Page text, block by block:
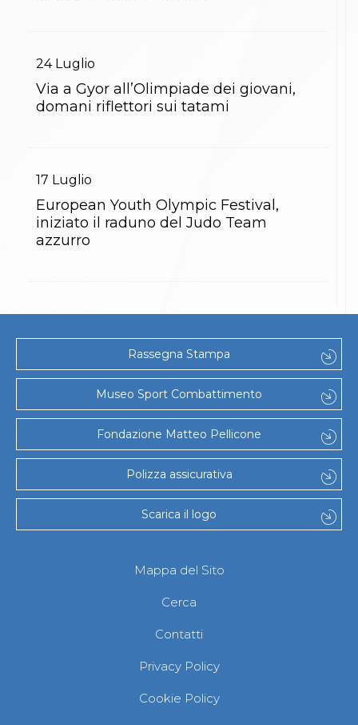
24 Luglio
Via a Gyor all’Olimpiade dei giovani,
domani riflettori sui tatami
17 Luglio
European Youth Olympic Festival,
iniziato il raduno del Judo Team
azzurro
Rassegna Stampa
Museo Sport Combattimento
Fondazione Matteo Pellicone
Polizza assicurativa
Scarica il logo
Mappa del Sito
Cerca
Contatti
Privacy Policy
Cookie Policy